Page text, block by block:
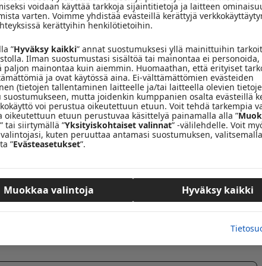
Suomeen! Radio Keskisuomalainen on Keski-Suomen
puhutaan. Teemme juonnettua suoraa
Paikallisten puheenaiheiden ja uutisten lisäksi
myös suorana lähetyksenä kaikki JYPin liigaottelut
Keski-Suomessa 95,4 ja Jämsän seudulla 92,8.
Keskisuomalainen.
voidaan käyttää tarkkoja sijaintitietoja ja laitteen
varten. Voimme yhdistää evästeillä kerättyjä
kerättyihin henkilötietoihin.
”Hyväksy kaikki” annat suostumuksesi yllä mainittuihin
Ilman suostumustasi sisältöä tai mainontaa ei
paljon mainontaa kuin aiemmin. Huomaathan, että erityiset
ja ovat käytössä aina. Ei-välttämättömien evästeiden
(tietojen tallentaminen laitteelle ja/tai laitteella olevien
suostumukseen, mutta joidenkin kumppanien osalta evästeillä
voi perustua oikeutettuun etuun. Voit tehdä tarkempia
oikeutettuun etuun perustuvaa käsittelyä painamalla alla ”
” tai siirtymällä ”Yksityiskohtaiset valinnat” -välilehdelle. Voit
kuten peruuttaa antamasi suostumuksen,
”Evästeasetukset”.
Hyväksy kaikki
Muokkaa valintoja